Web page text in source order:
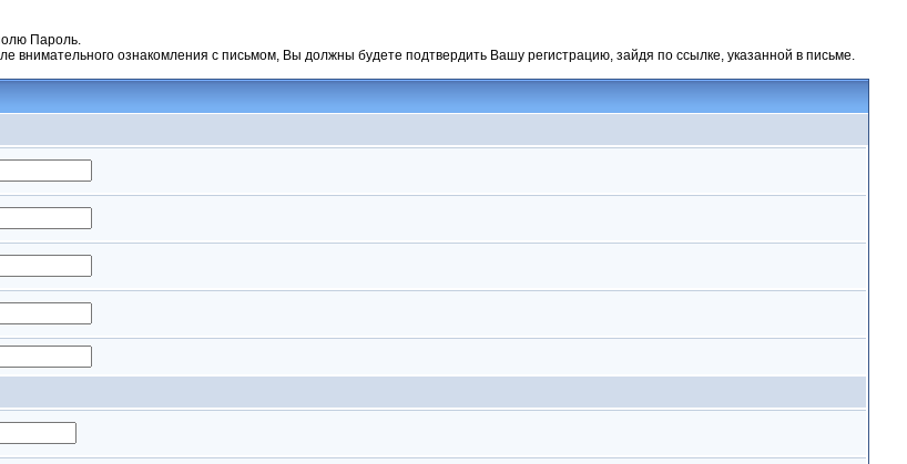
Пароль.
внимательного ознакомления с письмом, Вы должны будете подтвердить Вашу регистрацию, зайдя по ссылке, указанной в письме.